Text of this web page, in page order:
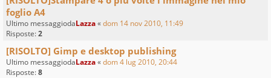
foglio A4
Ultimo messaggiodaLazza«dom 14 nov 2010, 11:49
Risposte:2
[RISOLTO] Gimp e desktop publishing
Ultimo messaggiodaLazza«dom 4 lug 2010, 20:44
Risposte:8